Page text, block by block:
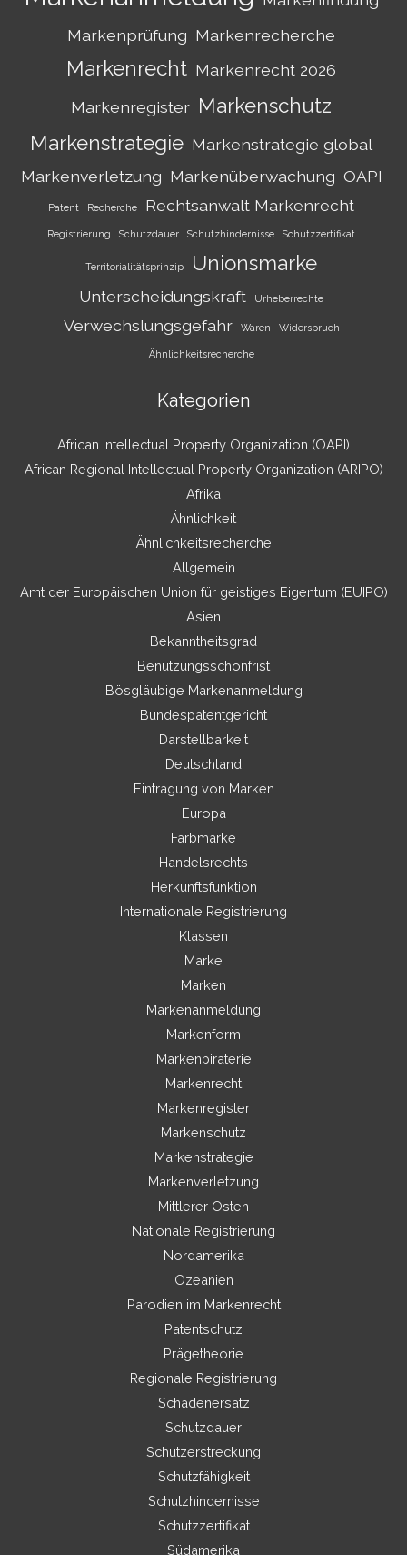
Markenprüfung Markenrecherche
Markenrecht Markenrecht 2026
Markenregister Markenschutz
Markenstrategie Markenstrategie global
Markenverletzung Markenüberwachung OAPI
Patent Recherche Rechtsanwalt Markenrecht
Registrierung Schutzdauer Schutzhindernisse Schutzzertifikat
Territorialitätsprinzip Unionsmarke
Unterscheidungskraft Urheberrechte
Verwechslungsgefahr Waren Widerspruch
Ähnlichkeitsrecherche
Kategorien
African Intellectual Property Organization (OAPI)
African Regional Intellectual Property Organization (ARIPO)
Afrika
Ähnlichkeit
Ähnlichkeitsrecherche
Allgemein
Amt der Europäischen Union für geistiges Eigentum (EUIPO)
Asien
Bekanntheitsgrad
Benutzungsschonfrist
Bösgläubige Markenanmeldung
Bundespatentgericht
Darstellbarkeit
Deutschland
Eintragung von Marken
Europa
Farbmarke
Handelsrechts
Herkunftsfunktion
Internationale Registrierung
Klassen
Marke
Marken
Markenanmeldung
Markenform
Markenpiraterie
Markenrecht
Markenregister
Markenschutz
Markenstrategie
Markenverletzung
Mittlerer Osten
Nationale Registrierung
Nordamerika
Ozeanien
Parodien im Markenrecht
Patentschutz
Prägetheorie
Regionale Registrierung
Schadenersatz
Schutzdauer
Schutzerstreckung
Schutzfähigkeit
Schutzhindernisse
Schutzzertifikat
Südamerika